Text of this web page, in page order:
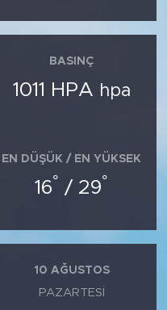
BASINÇ
1011 HPA hpa
EN DÜŞÜK / EN YÜKSEK
16° / 29°
10 AĞUSTOS
PAZARTESI